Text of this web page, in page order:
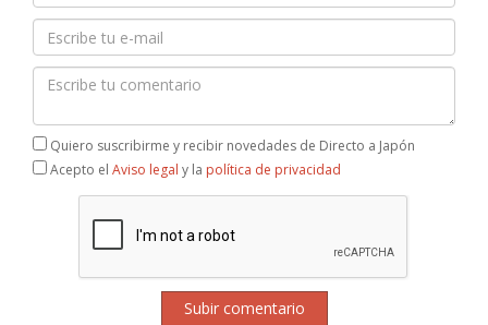
Quiero suscribirme y recibir novedades de Directo a Japón
Acepto el Aviso legal y la política de privacidad
Subir comentario